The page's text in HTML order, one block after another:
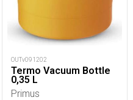
OUTv091202
Termo Vacuum Bottle
0,35 L
Primus